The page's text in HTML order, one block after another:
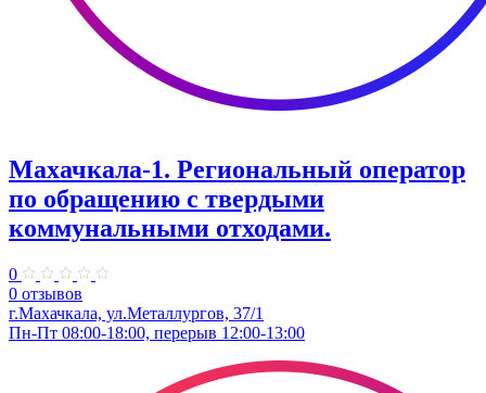
Махачкала-1. ​Региональный оператор
по обращению с твердыми
коммунальными отходами.
0
0 отзывов
г.Махачкала, ул.Металлургов, 37/1
Пн-Пт 08:00-18:00, перерыв 12:00-13:00